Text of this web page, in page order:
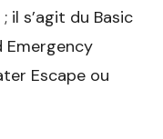
il s’agit du Basic
Emergency
Escape ou